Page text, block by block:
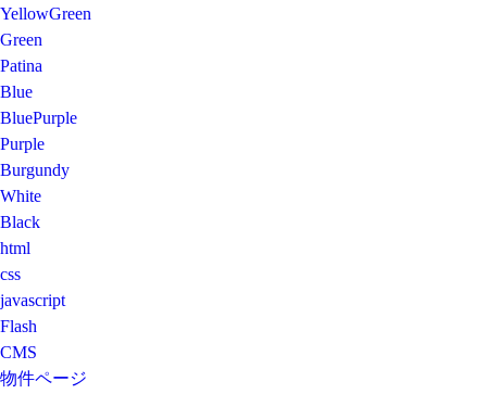
YellowGreen
Green
Patina
Blue
BluePurple
Purple
Burgundy
White
Black
html
css
javascript
Flash
CMS
物件ページ